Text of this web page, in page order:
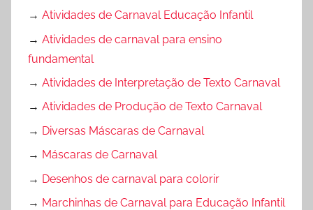
→ Atividades de Carnaval Educação Infantil
→ Atividades de carnaval para ensino
fundamental
→ Atividades de Interpretação de Texto Carnaval
→ Atividades de Produção de Texto Carnaval
→ Diversas Máscaras de Carnaval
→ Máscaras de Carnaval
→ Desenhos de carnaval para colorir
→ Marchinhas de Carnaval para Educação Infantil